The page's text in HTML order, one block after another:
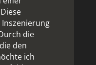
die
den
ich